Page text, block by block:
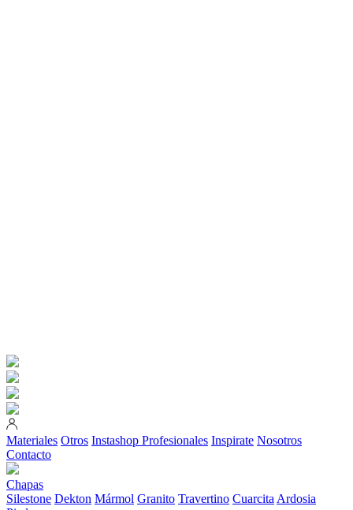
Materiales Otros Instashop Profesionales Inspirate Nosotros
Contacto
Chapas
Silestone Dekton Mármol Granito Travertino Cuarcita Ardosia